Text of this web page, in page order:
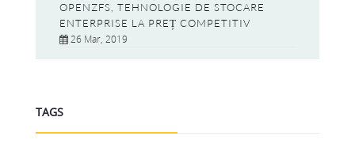
OPENZFS, TEHNOLOGIE DE STOCARE
ENTERPRISE LA PREȚ COMPETITIV
26 Mar, 2019
TAGS